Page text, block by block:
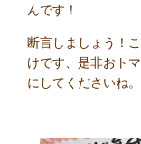
んです！
断言しましょう！
けです、是非おト
にしてくださいね。